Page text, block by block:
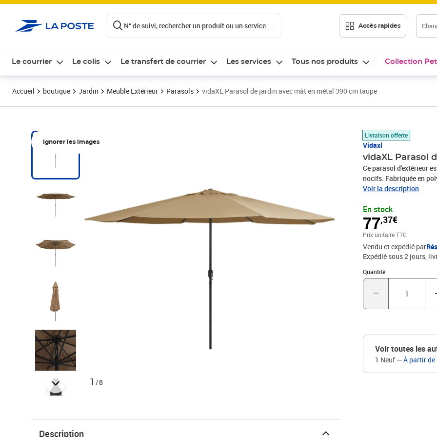
N° de suivi, rechercher un produit ou un service .... Accès rapides
Le courrier Le colis Le transfert de courrier Les services Tous nos produits Collection
Accueil boutique Jardin Meuble Extérieur Parasols vidaXL Parasol de jardin avec mât en métal 390 cm taupe
Ignorer les images
1 /8
Livraison offerte
Vidaxl
vidaXL Parasol
Ce parasol d'extérieur
nocifs. Fabriquée en
vous offre une
de jardin peut être
L'article est facile à
le tissu du parasol
précipitations.Couleur :
totales : 390 x 247 cm
manivelle8 nervures
Voir la description
En stock
77,37€
Prix 77,37€
Prix unitaire TTC
Vendu et expédié par
Expédié sous 2 jours
Quantité
Quantité : 1
Voir toutes les
1 Neuf —À partir de
Description